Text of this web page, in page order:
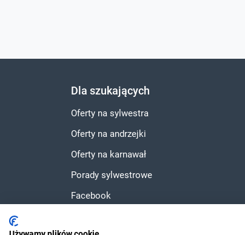
Dla szukających
Oferty na sylwestra
Oferty na andrzejki
Oferty na karnawał
Porady sylwestrowe
Facebook